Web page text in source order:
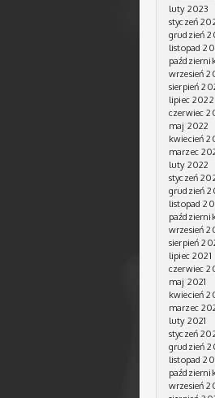
luty 2023
styczeń
grudzień
listopad
wrzesień
sierpień
lipiec 2022
czerwiec
maj 2022
kwiecień
marzec
luty 2022
styczeń
grudzień
listopad
wrzesień
sierpień
lipiec 2021
czerwiec
maj 2021
kwiecień
marzec
luty 2021
styczeń
grudzień
listopad
wrzesień